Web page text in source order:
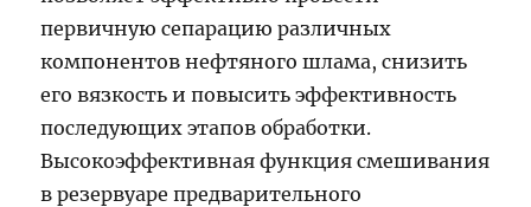
первичную сепарацию различных
компонентов нефтяного шлама, снизить
его вязкость и повысить эффективность
последующих этапов обработки.
Высокоэффективная функция смешивания
в резервуаре предварительного